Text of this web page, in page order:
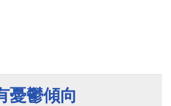
憂鬱傾向